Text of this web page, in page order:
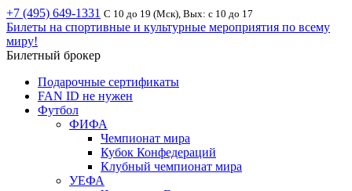
+7 (495) 649-1331 С 10 до 19 (Мск), Вых: с 10 до 17
Билеты на спортивные и культурные мероприятия по всему
миру!
Билетный брокер
Подарочные сертификаты
FAN ID не нужен
Футбол
ФИФА
Чемпионат мира
Кубок Конфедераций
Клубный чемпионат мира
УЕФА